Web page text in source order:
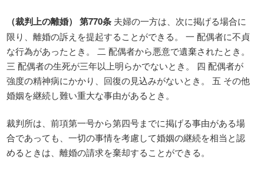
（裁判上の離婚） 第770条 夫婦の一方は、次に掲げる場合に
限り、離婚の訴えを提起することができる。 一 配偶者に不貞
な行為があったとき。 二 配偶者から悪意で遺棄されたとき。
三 配偶者の生死が三年以上明らかでないとき。 四 配偶者が
強度の精神病にかかり、回復の見込みがないとき。 五 その他
婚姻を継続し難い重大な事由があるとき。
裁判所は、前項第一号から第四号までに掲げる事由がある場
合であっても、一切の事情を考慮して婚姻の継続を相当と認
めるときは、離婚の請求を棄却することができる。